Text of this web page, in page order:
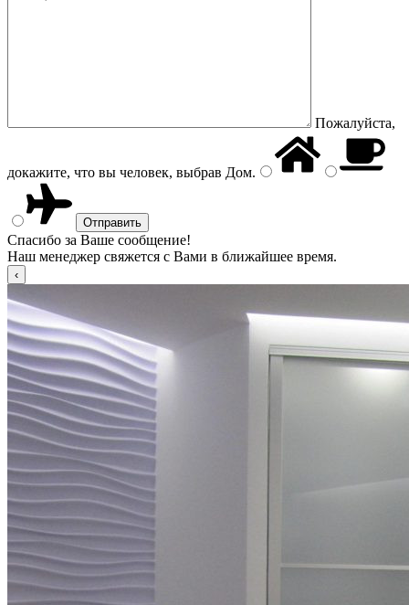
Пожалуйста,
докажите, что вы человек, выбрав Дом.
Спасибо за Ваше сообщение!
Наш менеджер свяжется с Вами в ближайшее время.